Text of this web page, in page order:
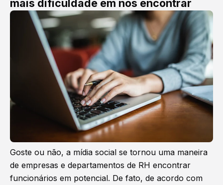
mais dificuldade em nos encontrar
Goste ou não, a mídia social se tornou uma maneira
de empresas e departamentos de RH encontrar
funcionários em potencial. De fato, de acordo com